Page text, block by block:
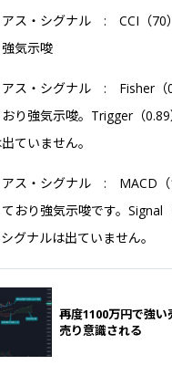
アス・シグナル : CCI（70
気示唆
アス・シグナル : Fisher（
り強気示唆。Trigger（
ていません。
アス・シグナル : MACD（
おり強気示唆です。Signal
グナルは出ていません。
再度1100万円で強
売り意識される